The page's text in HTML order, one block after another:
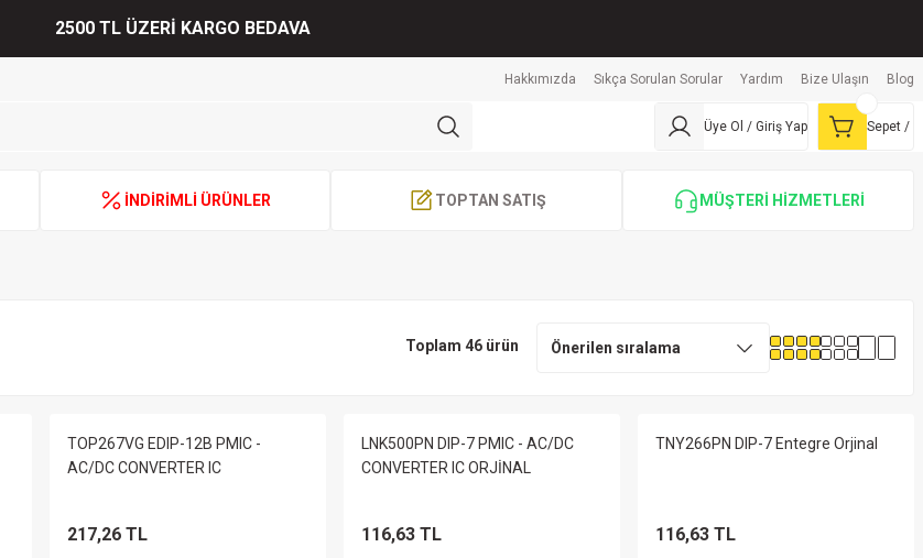
2500 TL ÜZERİ KARGO BEDAVA
Hakkımızda Sıkça Sorulan Sorular Yardım Bize Ulaşın Blog
Üye Ol / Giriş Yap Sepet /
İNDİRİMLİ ÜRÜNLER TOPTAN SATIŞ MÜŞTERİ HİZMETLERİ
Toplam 46 ürün
TOP267VG EDIP-12B PMIC -
AC/DC CONVERTER IC
217,26 TL
LNK500PN DIP-7 PMIC - AC/DC
CONVERTER IC ORJİNAL
116,63 TL
TNY266PN DIP-7 Entegre Orjinal
116,63 TL